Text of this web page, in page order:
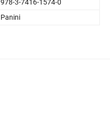
978-3-7416-1574-0
Panini